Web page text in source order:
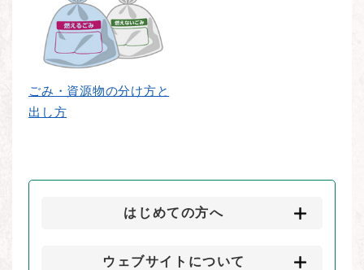
ごみ・資源物の分け方と
出し方
はじめての方へ
ウェブサイトについて